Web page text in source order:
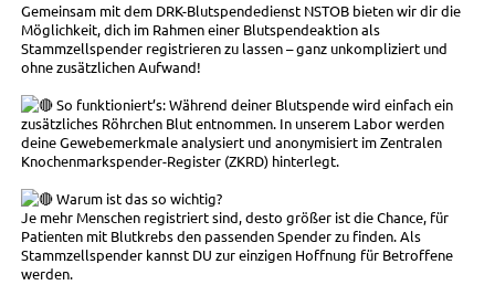
Gemeinsam mit dem DRK-Blutspendedienst NSTOB bieten wir dir die
Möglichkeit, dich im Rahmen einer Blutspendeaktion als
Stammzellspender registrieren zu lassen – ganz unkompliziert und
ohne zusätzlichen Aufwand!
So funktioniert’s: Während deiner Blutspende wird einfach ein
zusätzliches Röhrchen Blut entnommen. In unserem Labor werden
deine Gewebemerkmale analysiert und anonymisiert im Zentralen
Knochenmarkspender-Register (ZKRD) hinterlegt.
Warum ist das so wichtig?
Je mehr Menschen registriert sind, desto größer ist die Chance, für
Patienten mit Blutkrebs den passenden Spender zu finden. Als
Stammzellspender kannst DU zur einzigen Hoffnung für Betroffene
werden.